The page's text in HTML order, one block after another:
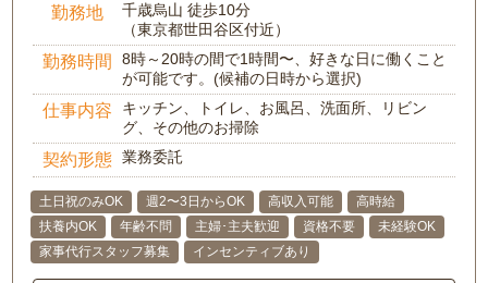
勤務地
千歳烏山 徒歩10分
（東京都世田谷区付近）
勤務時間
8時～20時の間で1時間〜、好きな日に働くこと
が可能です。(候補の日時から選択)
仕事内容
キッチン、トイレ、お風呂、洗面所、リビン
グ、その他のお掃除
契約形態 業務委託
土日祝のみOK 週2〜3日からOK 高収入可能
高時給
扶養内OK
年齢不問 主婦･主夫歓迎 資格不要
未経験OK
家事代行スタッフ募集
インセンティブあり